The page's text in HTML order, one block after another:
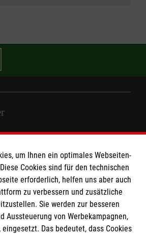
um Ihnen ein optimales Webseiten-
Cookies sind für den technischen
erforderlich, helfen uns aber auch
zu verbessern und zusätzliche
Sie werden zur besseren
Aussteuerung von Werbekampagnen,
eingesetzt. Das bedeutet, dass Cookies